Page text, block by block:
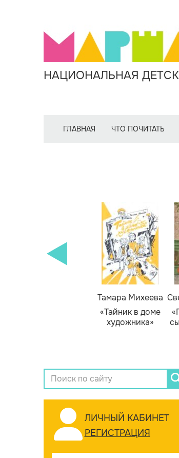
НАЦИОНАЛЬНАЯ
ГЛАВНАЯ ЧТО ПОЧИТАТЬ
Тамара Михеева
«Тайник в доме
художника»
ЛИЧНЫЙ КАБИНЕТ
РЕГИСТРАЦИЯ